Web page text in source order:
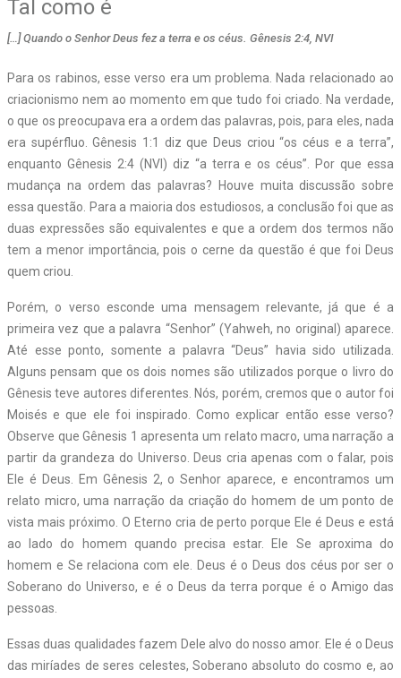
Tal como é
[…] Quando o Senhor Deus fez a terra e os céus. Gênesis 2:4, NVI
Para os rabinos, esse verso era um problema. Nada relacionado ao
criacionismo nem ao momento em que tudo foi criado. Na verdade,
o que os preocupava era a ordem das palavras, pois, para eles, nada
era supérfluo. Gênesis 1:1 diz que Deus criou “os céus e a terra”,
enquanto Gênesis 2:4 (NVI) diz “a terra e os céus”. Por que essa
mudança na ordem das palavras? Houve muita discussão sobre
essa questão. Para a maioria dos estudiosos, a conclusão foi que as
duas expressões são equivalentes e que a ordem dos termos não
tem a menor importância, pois o cerne da questão é que foi Deus
quem criou.
Porém, o verso esconde uma mensagem relevante, já que é a
primeira vez que a palavra “Senhor” (Yahweh, no original) aparece.
Até esse ponto, somente a palavra “Deus” havia sido utilizada.
Alguns pensam que os dois nomes são utilizados porque o livro do
Gênesis teve autores diferentes. Nós, porém, cremos que o autor foi
Moisés e que ele foi inspirado. Como explicar então esse verso?
Observe que Gênesis 1 apresenta um relato macro, uma narração a
partir da grandeza do Universo. Deus cria apenas com o falar, pois
Ele é Deus. Em Gênesis 2, o Senhor aparece, e encontramos um
relato micro, uma narração da criação do homem de um ponto de
vista mais próximo. O Eterno cria de perto porque Ele é Deus e está
ao lado do homem quando precisa estar. Ele Se aproxima do
homem e Se relaciona com ele. Deus é o Deus dos céus por ser o
Soberano do Universo, e é o Deus da terra porque é o Amigo das
pessoas.
Essas duas qualidades fazem Dele alvo do nosso amor. Ele é o Deus
das miríades de seres celestes, Soberano absoluto do cosmo e, ao